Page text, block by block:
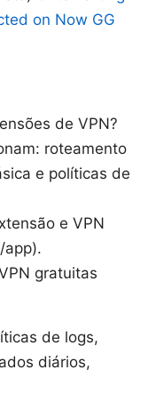
on Now GG
de VPN?
roteamento
e políticas de
e VPN
app).
gratuitas
de logs,
diários,